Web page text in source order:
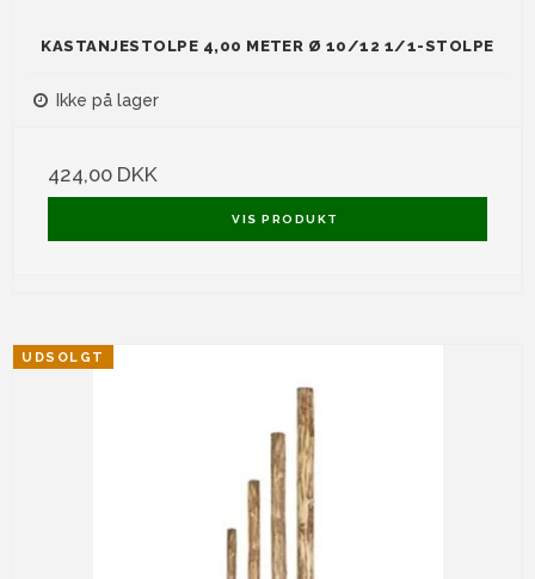
KASTANJESTOLPE 4,00 METER Ø 10/12 1/1-STOLPE
Ikke på lager
424,00 DKK
VIS PRODUKT
UDSOLGT